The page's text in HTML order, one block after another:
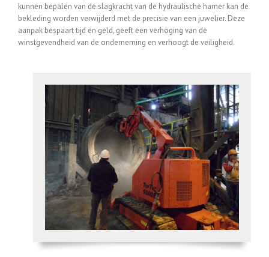
kunnen bepalen van de slagkracht van de hydraulische hamer kan de
bekleding worden verwijderd met de precisie van een juwelier. Deze
aanpak bespaart tijd en geld, geeft een verhoging van de
winstgevendheid van de onderneming en verhoogt de veiligheid.